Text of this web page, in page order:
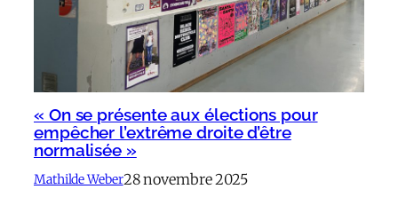
« On se présente aux élections pour
empêcher l’extrême droite d’être
normalisée »
Mathilde Weber28 novembre 2025